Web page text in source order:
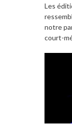
Les
notre
court-